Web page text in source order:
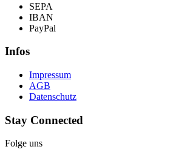
SEPA
IBAN
PayPal
Infos
Impressum
AGB
Datenschutz
Stay Connected
Folge uns